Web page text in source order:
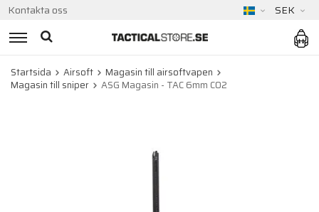
Kontakta oss SEK
Startsida Airsoft
Magasin till airsoftvapen
Magasin till sniper
ASG Magasin - TAC 6mm CO2